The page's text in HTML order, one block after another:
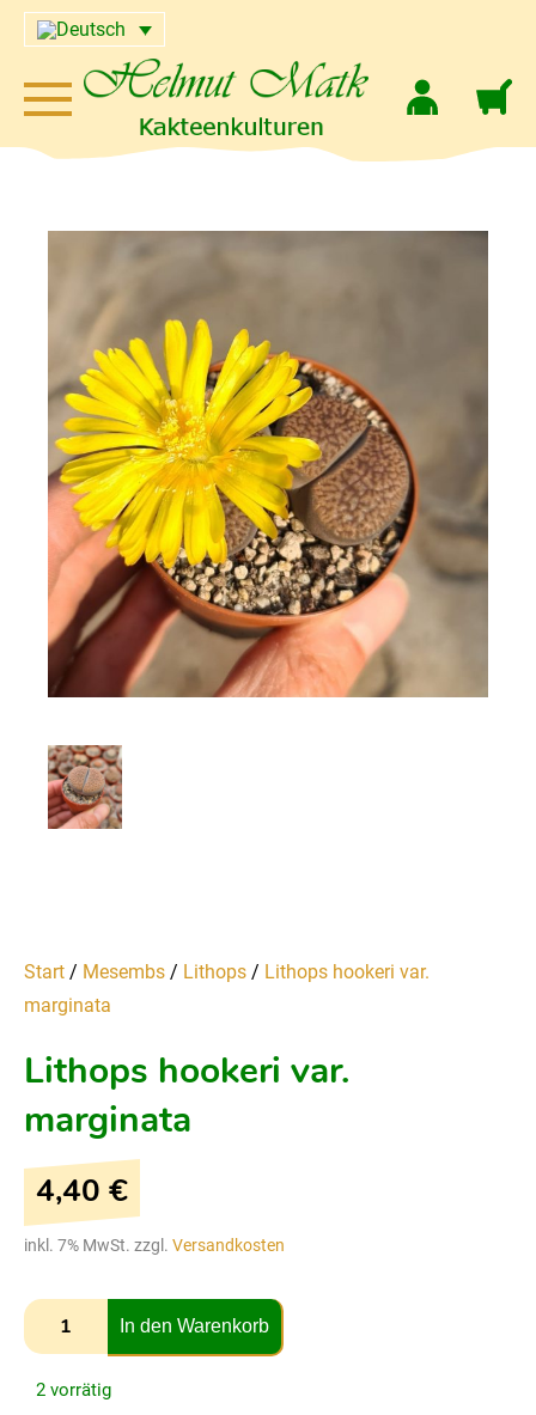
Start / Mesembs / Lithops / Lithops hookeri var.
marginata
Lithops hookeri var.
marginata
4,40 €
inkl. 7% MwSt. zzgl. Versandkosten
In den Warenkorb
2 vorrätig